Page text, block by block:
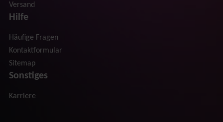
Versand
Hilfe
Häufige Fragen
Kontaktformular
Sitemap
Sonstiges
Karriere